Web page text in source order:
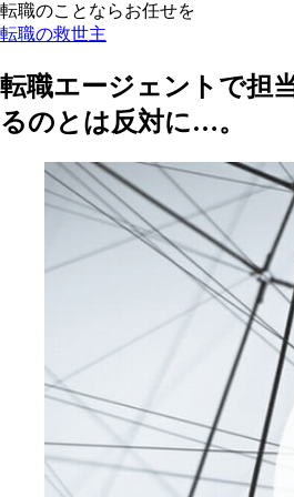
転職のことならお任せを
転職の救世主
転職エージェントで担
るのとは反対に…。